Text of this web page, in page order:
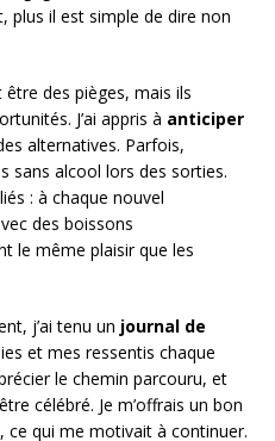
plus il est simple de dire non
des pièges, mais ils
J’ai appris à anticiper
alternatives. Parfois,
sans alcool lors des sorties.
: à chaque nouvel
des boissons
le même plaisir que les
j’ai tenu un journal de
et mes ressentis chaque
le chemin parcouru, et
célébré. Je m’offrais un bon
ce qui me motivait à continuer.